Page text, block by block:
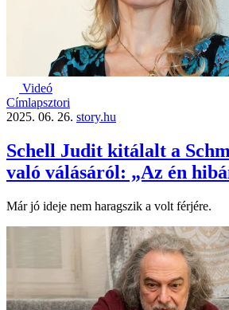
Videó
Címlapsztori
2025. 06. 26. story.hu
Schell Judit kitálalt a
való válásáról: „Az én
Már jó ideje nem haragszik a volt férjére.